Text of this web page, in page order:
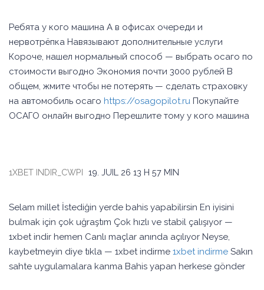
Ребята у кого машина А в офисах очереди и
нервотрёпка Навязывают дополнительные услуги
Короче, нашел нормальный способ — выбрать осаго по
стоимости выгодно Экономия почти 3000 рублей В
общем, жмите чтобы не потерять — сделать страховку
на автомобиль осаго https://osagopilot.ru Покупайте
ОСАГО онлайн выгодно Перешлите тому у кого машина
1XBET INDIR_CWPI 19. JUIL 26 13 H 57 MIN
Selam millet İstediğin yerde bahis yapabilirsin En iyisini
bulmak için çok uğraştım Çok hızlı ve stabil çalışıyor —
1xbet indir hemen Canlı maçlar anında açılıyor Neyse,
kaybetmeyin diye tıkla — 1xbet indirme 1xbet indirme Sakın
sahte uygulamalara kanma Bahis yapan herkese gönder